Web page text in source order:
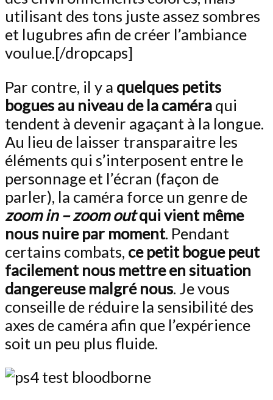
utilisant des tons juste assez sombres
et lugubres afin de créer l’ambiance
voulue.[/dropcaps]
Par contre, il y a quelques petits
bogues au niveau de la caméra qui
tendent à devenir agaçant à la longue.
Au lieu de laisser transparaitre les
éléments qui s’interposent entre le
personnage et l’écran (façon de
parler), la caméra force un genre de
zoom in – zoom outqui vient même
nous nuire par moment. Pendant
certains combats, ce petit bogue peut
facilement nous mettre en situation
dangereuse malgré nous. Je vous
conseille de réduire la sensibilité des
axes de caméra afin que l’expérience
soit un peu plus fluide.